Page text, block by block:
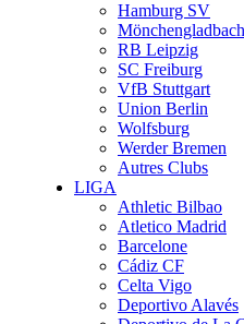
Hamburg SV
Mönchengladbach
RB Leipzig
SC Freiburg
VfB Stuttgart
Union Berlin
Wolfsburg
Werder Bremen
Autres Clubs
LIGA
Athletic Bilbao
Atletico Madrid
Barcelone
Cádiz CF
Celta Vigo
Deportivo Alavés